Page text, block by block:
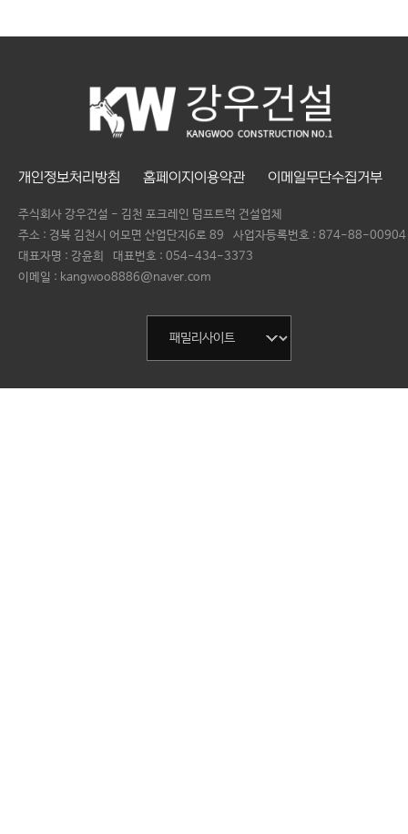
개인정보처리방침 홈페이지이용약관 이메일무단수집거부
주식회사 강우건설 - 김천 포크레인 덤프트럭 건설업체
주소 : 경북 김천시 어모면 산업단지6로 89
사업자등록번호 : 874-88-00904
대표자명 : 강윤희 대표번호 : 054-434-3373
이메일 : kangwoo8886@naver.com